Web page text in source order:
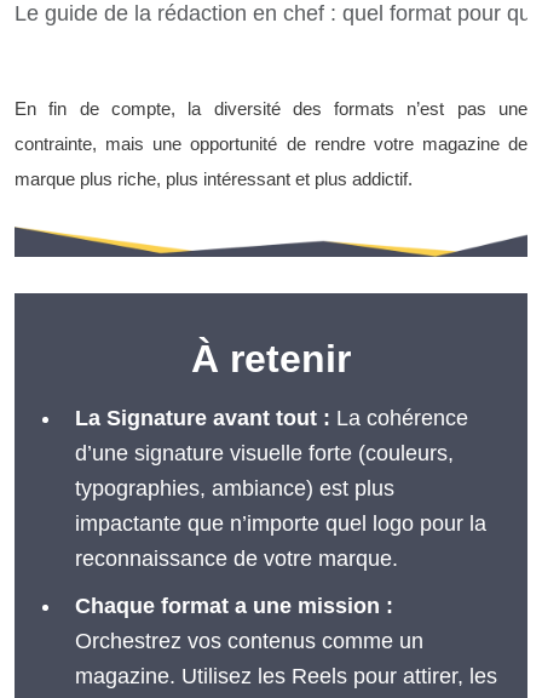
Le guide de la rédaction en chef : quel format pour
En fin de compte, la diversité des formats n’est pas une
contrainte, mais une opportunité de rendre votre magazine de
marque plus riche, plus intéressant et plus addictif.
À retenir
La Signature avant tout : La cohérence
d’une signature visuelle forte (couleurs,
typographies, ambiance) est plus
impactante que n’importe quel logo pour la
reconnaissance de votre marque.
Chaque format a une mission :
Orchestrez vos contenus comme un
magazine. Utilisez les Reels pour attirer, les